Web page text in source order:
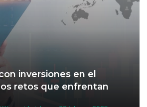
inversiones en el
retos que enfrentan